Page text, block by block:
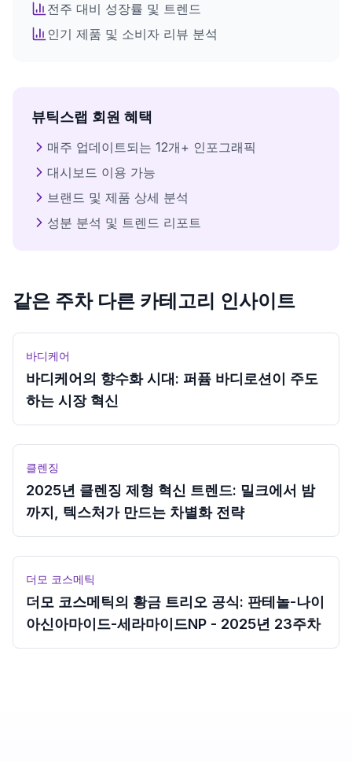
로그인
전주 대비 성장률 및 트렌드
인기 제품 및 소비자 리뷰 분석
뷰틱스랩 회원 혜택
매주 업데이트되는 12개+ 인포그래픽
대시보드 이용 가능
브랜드 및 제품 상세 분석
성분 분석 및 트렌드 리포트
같은 주차 다른 카테고리 인사이트
바디케어
바디케어의 향수화 시대: 퍼퓸 바디로션이 주도
하는 시장 혁신
클렌징
2025년 클렌징 제형 혁신 트렌드: 밀크에서 밤
까지, 텍스처가 만드는 차별화 전략
더모 코스메틱
더모 코스메틱의 황금 트리오 공식: 판테놀-나이
아신아마이드-세라마이드NP - 2025년 23주차